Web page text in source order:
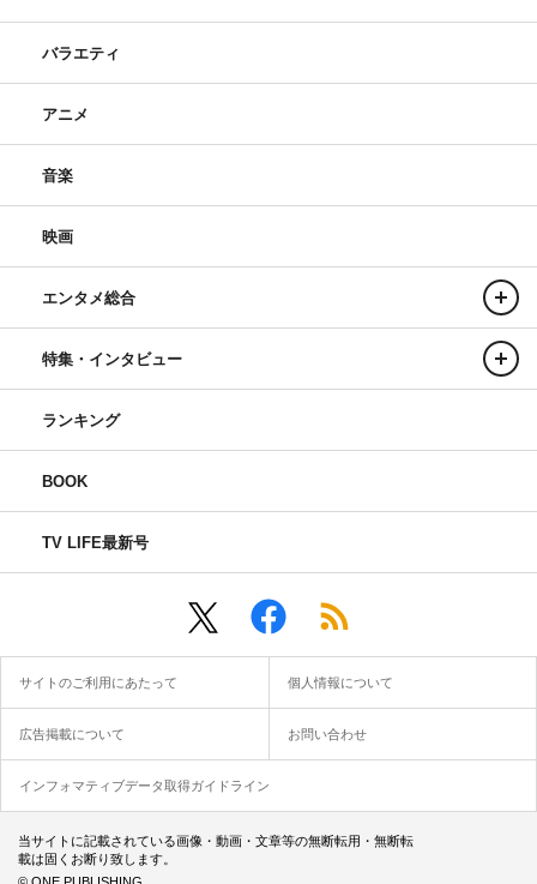
バラエティ
アニメ
音楽
映画
エンタメ総合
特集・インタビュー
ランキング
BOOK
TV LIFE最新号
サイトのご利用にあたって 個人情報について
広告掲載について お問い合わせ
インフォマティブデータ取得ガイドライン
当サイトに記載されている画像・動画・文章等の無断転用・無断転
載は固くお断り致します。